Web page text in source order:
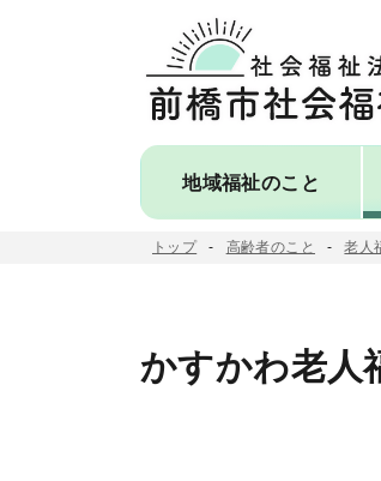
地域福祉のこと
トップ 高齢者のこと 老人
かすかわ老人